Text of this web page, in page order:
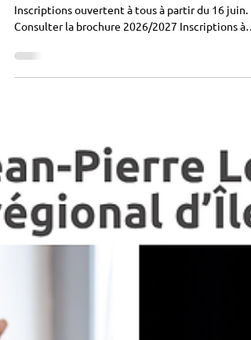
Réinscriptions du mardi 9 au lundi 15 juin.
Inscriptions ouvertent à tous à partir du 16 juin.
Consulter la brochure 2026/2027 Inscriptions à